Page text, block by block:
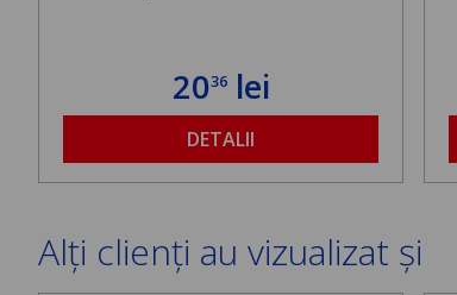
2036lei
DETALII
Alți clienți au vizualizat și